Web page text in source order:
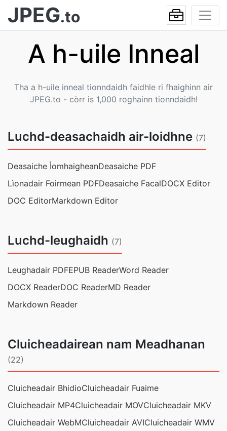
JPEG.to
A h-uile Inneal
Tha a h-uile inneal tionndaidh faidhle ri fhaighinn air
JPEG.to - còrr is 1,000 roghainn tionndaidh!
Luchd-deasachaidh air-loidhne (7)
Deasaiche ÌomhaigheanDeasaiche PDF
Lìonadair Foirmean PDFDeasaiche FacalDOCX Editor
DOC EditorMarkdown Editor
Luchd-leughaidh (7)
Leughadair PDFEPUB ReaderWord Reader
DOCX ReaderDOC ReaderMD Reader
Markdown Reader
Cluicheadairean nam Meadhanan
(22)
Cluicheadair BhidioCluicheadair Fuaime
Cluicheadair MP4Cluicheadair MOVCluicheadair MKV
Cluicheadair WebMCluicheadair AVICluicheadair WMV